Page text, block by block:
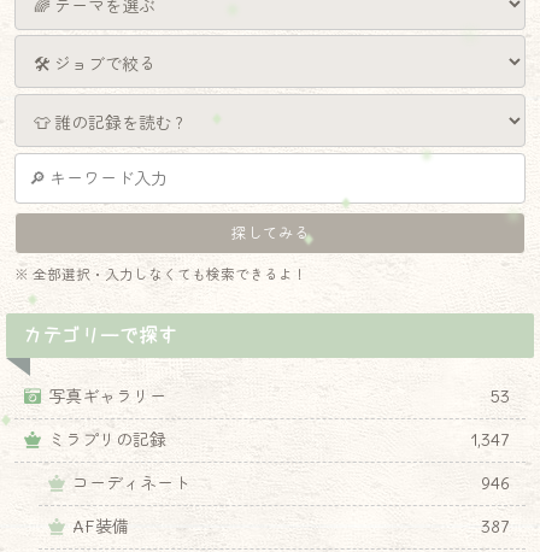
※ 全部選択・入力しなくても検索できるよ！
カテゴリーで探す
写真ギャラリー
53
ミラプリの記録
1,347
コーディネート
946
AF装備
387